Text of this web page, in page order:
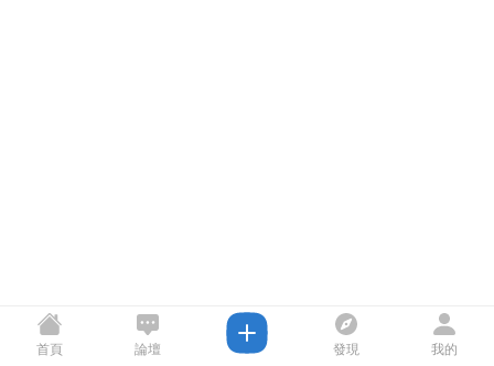
首頁 論壇 發現 我的